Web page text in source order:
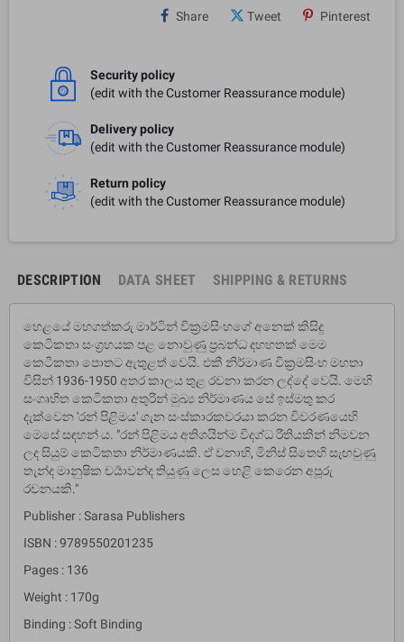
Share Tweet Pinterest
Security policy
(edit with the Customer Reassurance module)
Delivery policy
(edit with the Customer Reassurance module)
Return policy
(edit with the Customer Reassurance module)
DESCRIPTION DATA SHEET SHIPPING & RETURNS
හෙළයේ මහගත්කරු මාර්ටින් වික්‍රමසිංහගේ අනෙක් කිසිදු
කෙටිකතා සංග්‍රහයක පළ නොවුණු ප්‍රබන්ධ දහහතක් මෙම
කෙටිකතා පොතට ඇතුළත් වෙයි. එකී නිර්මාණ වික්‍රමසිංහ මහතා
විසින් 1936-1950 අතර කාලය තුළ රචනා කරන ලද්දේ වෙයි. මෙහි
සංගෘහිත කෙටිකතා අතුරින් මුඛ්‍ය නිර්මාණය සේ ඉස්මතු කර
දැක්වෙන 'රන් පිළිමය' ගැන සංස්කාරකවරයා කරන විවරණයෙහි
මෙසේ සඳහන් ය. "රන් පිළිමය අතිශයින්ම විදග්ධ රීතියකින් නිමවන
ලද සියුම් කෙටිකතා නිර්මාණයකි. ඒ වනාහි, මිනිස් සිතෙහි සැඟවුණු
තැන්ද මානුෂික චර්‍යාවන්ද තියුණු ලෙස හෙළි කෙරෙන අපූරු
රචනයකි."
Publisher : Sarasa Publishers
ISBN : 9789550201235
Pages : 136
Weight : 170g
Binding : Soft Binding